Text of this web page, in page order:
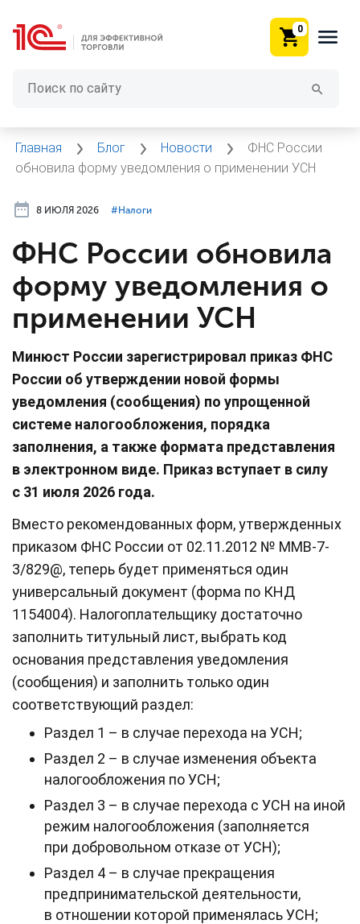
0
Главная Блог Новости
ФНС России
обновила форму уведомления о применении УСН
8 ИЮЛЯ 2026 #⁣Налоги
ФНС России обновила
форму уведомления о
применении УСН
Минюст России зарегистрировал приказ ФНС
России об утверждении новой формы
уведомления (сообщения) по упрощенной
системе налогообложения, порядка
заполнения, а также формата представления
в электронном виде. Приказ вступает в силу
c 31 июля 2026 года.
Вместо рекомендованных форм, утвержденных
приказом ФНС России от 02.11.2012 № ММВ-7-
3/829@, теперь будет применяться один
универсальный документ (форма по КНД
1154004). Налогоплательщику достаточно
заполнить титульный лист, выбрать код
основания представления уведомления
(сообщения) и заполнить только один
соответствующий раздел:
Раздел 1 – в случае перехода на УСН;
Раздел 2 – в случае изменения объекта
налогообложения по УСН;
Раздел 3 – в случае перехода с УСН на иной
режим налогообложения (заполняется
при добровольном отказе от УСН);
Раздел 4 – в случае прекращения
предпринимательской деятельности,
в отношении которой применялась УСН;